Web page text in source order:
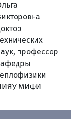
профессор
МИФИ